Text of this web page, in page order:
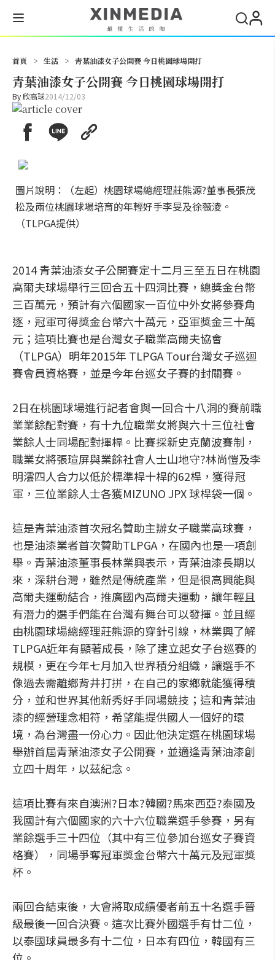
首頁 > 生活 > 青葉油漆女子公開賽 今日桃園球場開打
青葉油漆女子公開賽 今日桃園球場開打
By欣高球2014/12/03
圖片說明：（左起）桃園球場總經理莊熊源?董事長張茂
松及兩位桃園球場培育的年輕好手李旻及徐薇淩。
（TLPGA提供）
2014 青葉油漆女子公開賽定十二月三至五日在桃園
高爾夫球場舉行三回合五十四洞比賽，總獎金台幣
三百萬元，預計有六個國家一百位中外女將參賽角
逐，冠軍可得獎金台幣六十萬元，亞軍獎金三十萬
元；這項比賽也是台灣女子職業高爾夫協會
（TLPGA）明年2015年 TLPGA Tour台灣女子巡迴
賽會員資格賽，並是今年台巡女子賽的封關賽。
2日在桃園球場進行記者會與一回合十八洞的賽前職
業業餘配對賽，有十九位職業女將與六十三位社會
業餘人士同場配對揮桿。比賽採新史克蘭波賽制，
職業女將張瑄屏與業餘社會人士山地守?林尚愷及李
明澐四人合力以低於標準桿十桿的62桿，獲得冠
軍，三位業餘人士各獲MIZUNO JPX 球桿袋一個。
這是青葉油漆首次冠名贊助主辦女子職業高球賽，
也是油漆業者首次贊助TLPGA，在國內也是一項創
舉。青葉油漆董事長林業興表示，青葉油漆長期以
來，深耕台灣，雖然是傳統產業，但是很高興能與
高爾夫運動結合，推廣國內高爾夫運動，讓年輕且
有潛力的選手們能在台灣有舞台可以發揮。並且經
由桃園球場總經理莊熊源的穿針引線，林業興了解
TLPGA近年有顯著成長，除了建立起女子台巡賽的
規模，更在今年七月加入世界積分組織，讓選手不
像過去需離鄉背井打拼，在自己的家鄉就能獲得積
分，並和世界其他新秀好手同場競技；這和青葉油
漆的經營理念相符，希望能提供國人一個好的環
境，為台灣盡一份心力。因此他決定選在桃園球場
舉辦首屆青葉油漆女子公開賽，並適逢青葉油漆創
立四十周年，以茲紀念。
這項比賽有來自澳洲?日本?韓國?馬來西亞?泰國及
我國計有六個國家的六十六位職業選手參賽，另有
業餘選手三十四位（其中有三位參加台巡女子賽資
格賽），同場爭奪冠軍獎金台幣六十萬元及冠軍獎
杯。
兩回合結束後，大會將取成績優者前五十名選手晉
級最後一回合決賽。這次比賽外國選手有廿二位，
以泰國球員最多有十二位，日本有四位，韓國有三